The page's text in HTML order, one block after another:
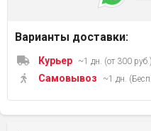
Варианты доставки:
Курьер ~1 дн. (от 300 руб.)
Самовывоз ~1 дн.